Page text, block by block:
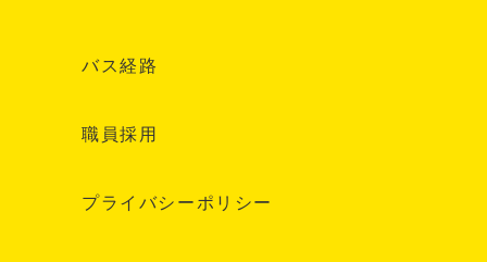
バス経路
職員採用
プライバシーポリシー